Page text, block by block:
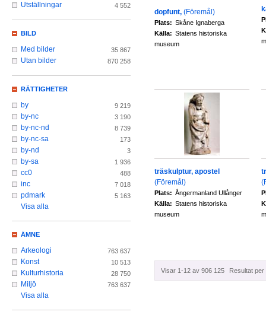
dopfunt, (Föremål)
Plats: Skåne Ignaberga
Källa: Statens historiska
museum
träskulptur, apostel
(Föremål)
Plats: Ångermanland Ullånger
Källa: Statens historiska
museum
Visar 1-12 av 906 125 Resultat per
Utställningar 4 552
BILD
Med bilder 35 867
Utan bilder 870 258
RÄTTIGHETER
by 9 219
by-nc 3 190
by-nc-nd 8 739
by-nc-sa 173
by-nd 3
by-sa 1 936
cc0 488
inc 7 018
pdmark 5 163
Visa alla
ÄMNE
Arkeologi 763 637
Konst 10 513
Kulturhistoria 28 750
Miljö 763 637
Visa alla